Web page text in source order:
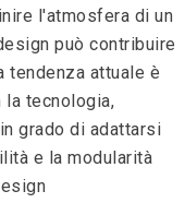
l'atmosfera di un
può contribuire
tendenza attuale è
la tecnologia,
grado di adattarsi
e la modularità